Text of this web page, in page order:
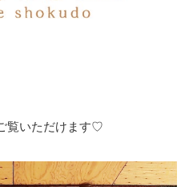
覧いただけます♡